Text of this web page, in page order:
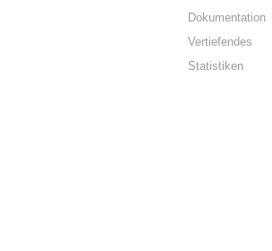
Dokumentation
Vertiefendes
Statistiken